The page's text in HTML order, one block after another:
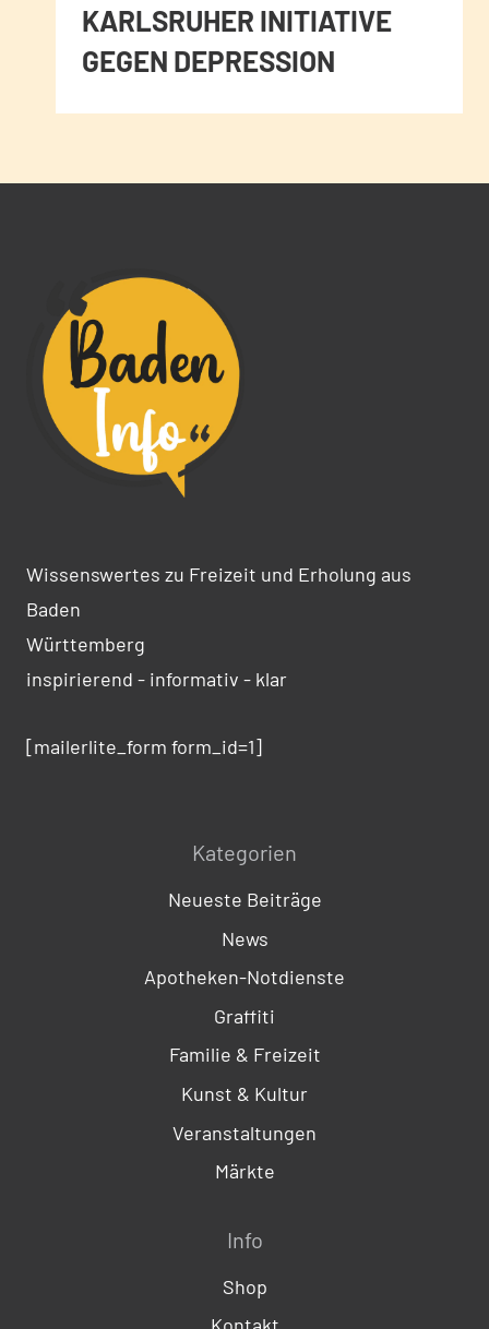
KARLSRUHER INITIATIVE
GEGEN DEPRESSION
Wissenswertes zu Freizeit und Erholung aus
Baden
Württemberg
inspirierend - informativ - klar
[mailerlite_form form_id=1]
Kategorien
Neueste Beiträge
News
Apotheken-Notdienste
Graffiti
Familie & Freizeit
Kunst & Kultur
Veranstaltungen
Märkte
Info
Shop